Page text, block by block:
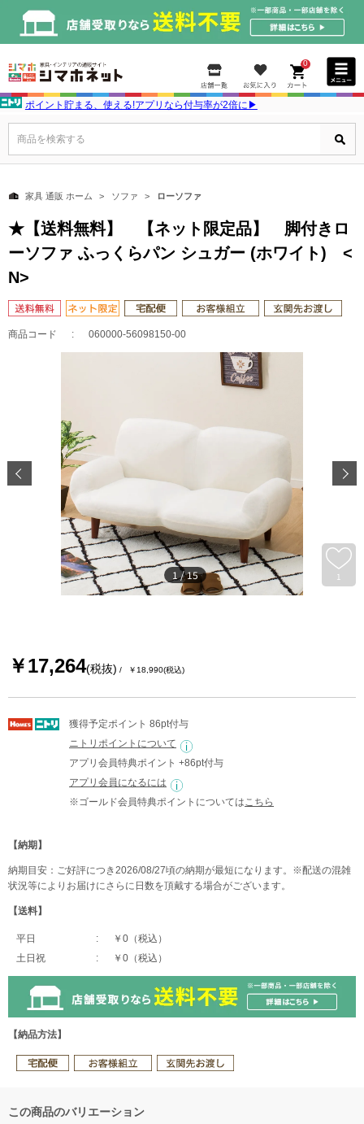
0
ポイント貯まる、使える!アプリなら付与率が2倍に▶
商品を検索する
家具 通販 ホーム ソファ ローソファ
★【送料無料】 【ネット限定品】 脚付きロ
ーソファ ふっくらパン シュガー (ホワイト) <
N>
商品コード 060000-56098150-00
1
1 /15
￥17,264(税抜) ￥18,990(税込)
獲得予定ポイント 86pt付与
ニトリポイントについて
アプリ会員特典ポイント +86pt付与
アプリ会員になるには
※ゴールド会員特典ポイントについては こちら
【納期】
納期目安：ご好評につき2026/08/27頃の納期が最短になります。※配送の混雑
状況等によりお届けにさらに日数を頂戴する場合がございます。
【送料】
平日
￥0（税込）
土日祝
￥0（税込）
【納品方法】
この商品のバリエーション